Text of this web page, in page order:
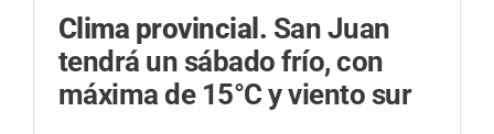
Clima provincial. San Juan
tendrá un sábado frío, con
máxima de 15°C y viento sur